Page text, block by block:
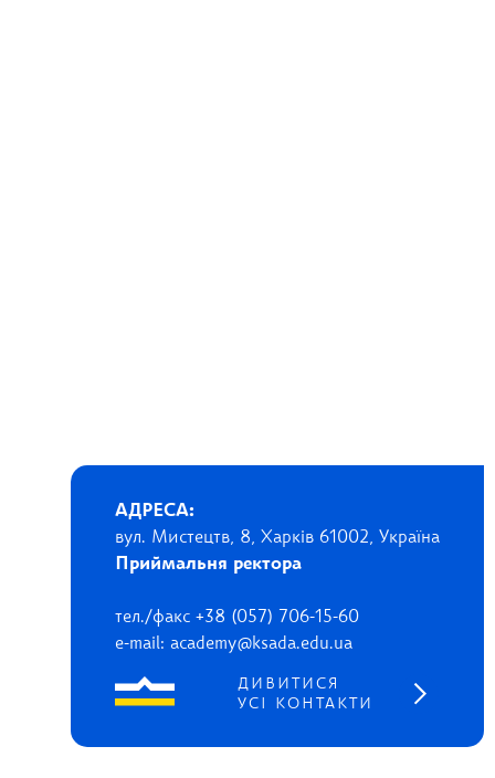
АДРЕСА:
вул. Мистецтв, 8, Харків 61002, Україна
Приймальня ректора
тел./факс +38 (057) 706-15-60
e-mail: academy@ksada.edu.ua
ДИВИТИСЯ
УСІ КОНТАКТИ